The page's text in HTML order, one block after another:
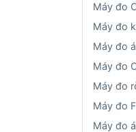
Máy đo
Máy đo
Máy đo
Máy đo
Máy đo
Máy đo
Máy đo